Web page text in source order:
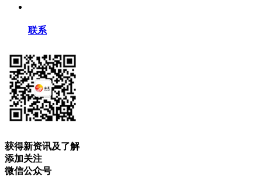
联系
获得新资讯及了解
添加关注
微信公众号